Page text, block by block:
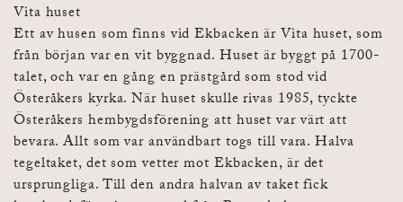
Vita huset
Ett av husen som finns vid Ekbacken är Vita huset, som
från början var en vit byggnad. Huset är byggt på 1700-
talet, och var en gång en prästgård som stod vid
Österåkers kyrka. När huset skulle rivas 1985, tyckte
Österåkers hembygdsförening att huset var värt att
bevara. Allt som var användbart togs till vara. Halva
tegeltaket, det som vetter mot Ekbacken, är det
ursprungliga. Till den andra halvan av taket fick